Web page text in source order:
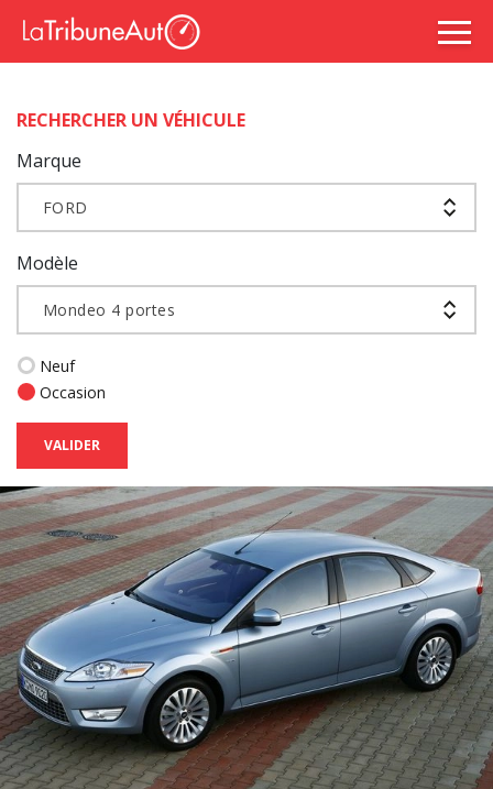
RECHERCHER UN VÉHICULE
Marque
FORD
Modèle
Mondeo 4 portes
Neuf
Occasion
VALIDER